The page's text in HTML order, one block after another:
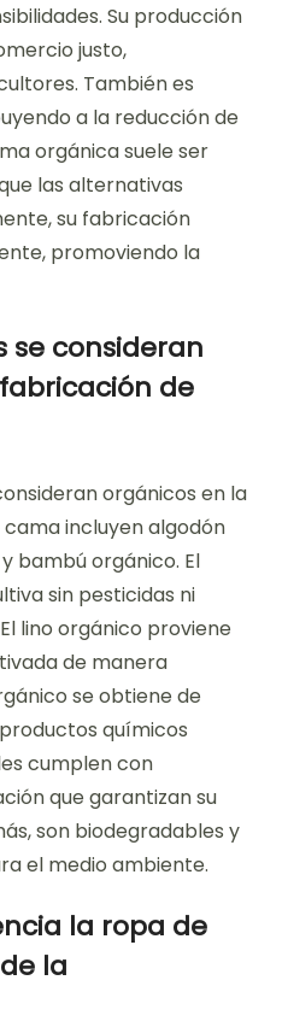
Su producción
justo,
También es
a la reducción de
orgánica suele ser
las alternativas
su fabricación
promoviendo la
se consideran
de
orgánicos en la
incluyen algodón
bambú orgánico. El
sin pesticidas ni
lino orgánico proviene
de manera
se obtiene de
químicos
cumplen con
que garantizan su
son biodegradables y
el medio ambiente.
la ropa de
la